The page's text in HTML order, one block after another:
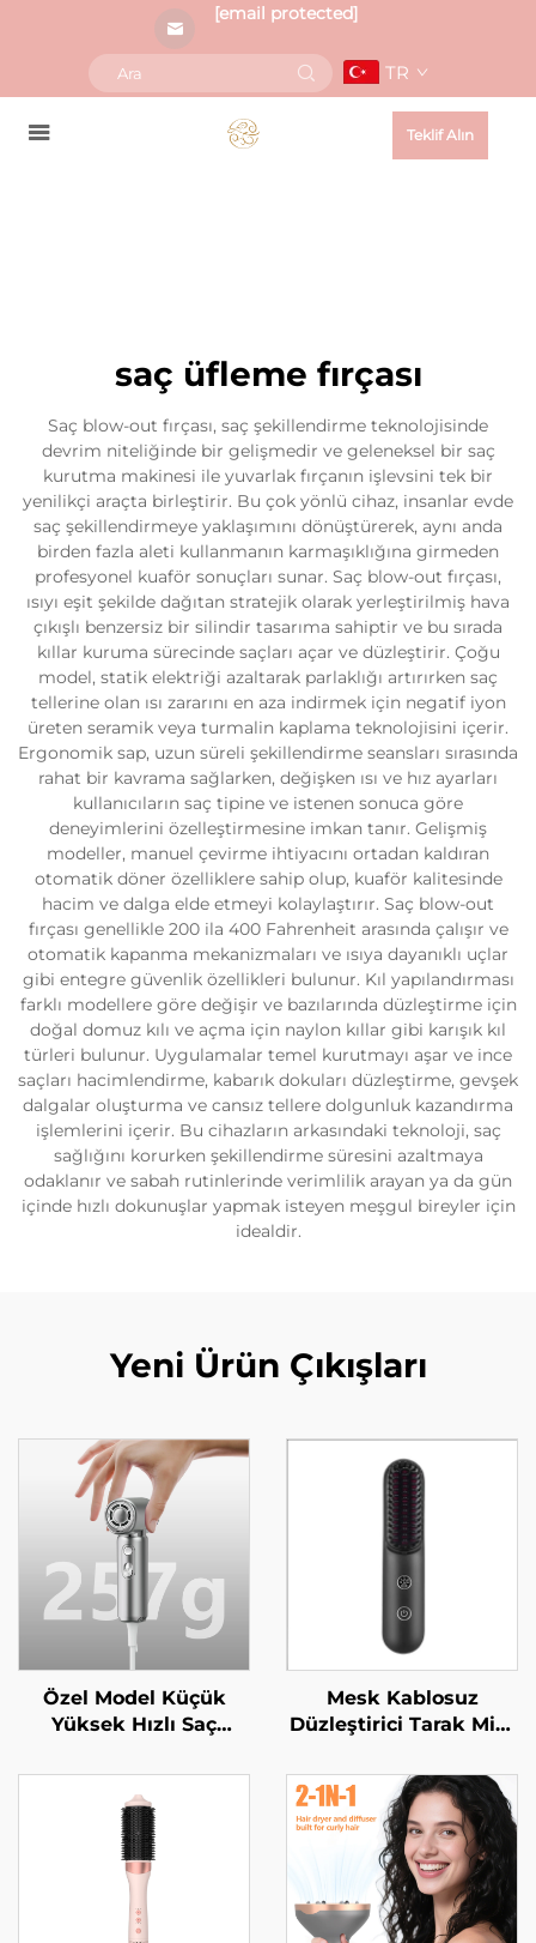
[email protected]
TR
Teklif Alın
saç üfleme fırçası
Saç blow-out fırçası, saç şekillendirme teknolojisinde
devrim niteliğinde bir gelişmedir ve geleneksel bir saç
kurutma makinesi ile yuvarlak fırçanın işlevsini tek bir
yenilikçi araçta birleştirir. Bu çok yönlü cihaz, insanlar evde
saç şekillendirmeye yaklaşımını dönüştürerek, aynı anda
birden fazla aleti kullanmanın karmaşıklığına girmeden
profesyonel kuaför sonuçları sunar. Saç blow-out fırçası,
ısıyı eşit şekilde dağıtan stratejik olarak yerleştirilmiş hava
çıkışlı benzersiz bir silindir tasarıma sahiptir ve bu sırada
kıllar kuruma sürecinde saçları açar ve düzleştirir. Çoğu
model, statik elektriği azaltarak parlaklığı artırırken saç
tellerine olan ısı zararını en aza indirmek için negatif iyon
üreten seramik veya turmalin kaplama teknolojisini içerir.
Ergonomik sap, uzun süreli şekillendirme seansları sırasında
rahat bir kavrama sağlarken, değişken ısı ve hız ayarları
kullanıcıların saç tipine ve istenen sonuca göre
deneyimlerini özelleştirmesine imkan tanır. Gelişmiş
modeller, manuel çevirme ihtiyacını ortadan kaldıran
otomatik döner özelliklere sahip olup, kuaför kalitesinde
hacim ve dalga elde etmeyi kolaylaştırır. Saç blow-out
fırçası genellikle 200 ila 400 Fahrenheit arasında çalışır ve
otomatik kapanma mekanizmaları ve ısıya dayanıklı uçlar
gibi entegre güvenlik özellikleri bulunur. Kıl yapılandırması
farklı modellere göre değişir ve bazılarında düzleştirme için
doğal domuz kılı ve açma için naylon kıllar gibi karışık kıl
türleri bulunur. Uygulamalar temel kurutmayı aşar ve ince
saçları hacimlendirme, kabarık dokuları düzleştirme, gevşek
dalgalar oluşturma ve cansız tellere dolgunluk kazandırma
işlemlerini içerir. Bu cihazların arkasındaki teknoloji, saç
sağlığını korurken şekillendirme süresini azaltmaya
odaklanır ve sabah rutinlerinde verimlilik arayan ya da gün
içinde hızlı dokunuşlar yapmak isteyen meşgul bireyler için
idealdir.
Yeni Ürün Çıkışları
Özel Model Küçük
Yüksek Hızlı Saç
Milyon/adet/m³
Plazma 4 Isıtma Ayarı
Hafif Mini Saç
Kurutma Makinesi
Mesk Kablosuz
Düzleştirici Tarak Mini
İki Amaçlı MCH Isıtma
200 Milyon Negatif
İyonlu Şekillendirme